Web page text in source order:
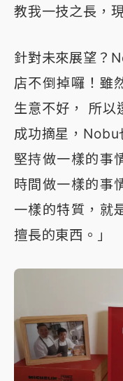
教我一技之長，
針對未來展望？
店不倒掉囉！雖
生意不好， 所以
成功摘星，Nobu
堅持做一樣的事
時間做一樣的事
一樣的特質，就
擅長的東西。」